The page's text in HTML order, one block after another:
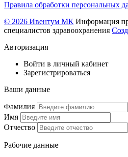
Правила обработки персональных
© 2026 Ивентум МК Информация
специалистов здравоохранения
Авторизация
Войти в личный кабинет
Зарегистрироваться
Ваши данные
Фамилия
Имя
Отчество
Рабочие данные